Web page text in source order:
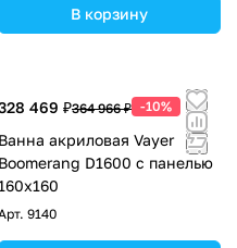
В корзину
469 ₽364 966 ₽ -10%
Ванна акриловая Vayer
Boomerang D1600 с панелью
9140